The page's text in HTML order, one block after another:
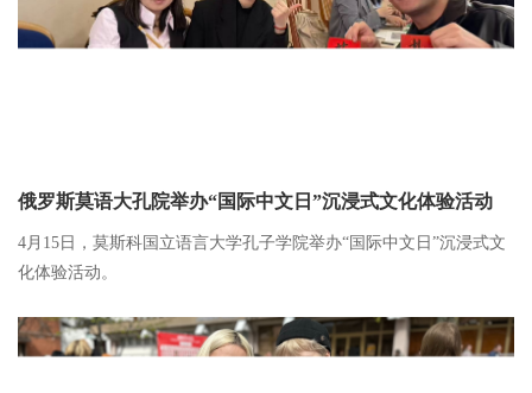
俄罗斯莫语大孔院举办“国际中文日”沉浸式文化体验活动
4月15日，莫斯科国立语言大学孔子学院举办“国际中文日”沉浸式文
化体验活动。